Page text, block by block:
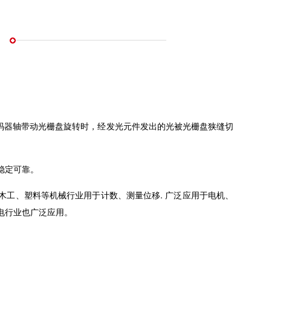
轴带动光栅盘旋转时，经发光元件发出的光被光栅盘狭缝切
可靠。
、塑料等机械行业用于计数、测量位移. 广泛应用于电机、
业也广泛应用。